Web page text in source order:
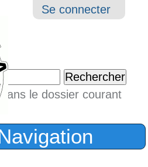
Outils
Se connecter
le dossier courant